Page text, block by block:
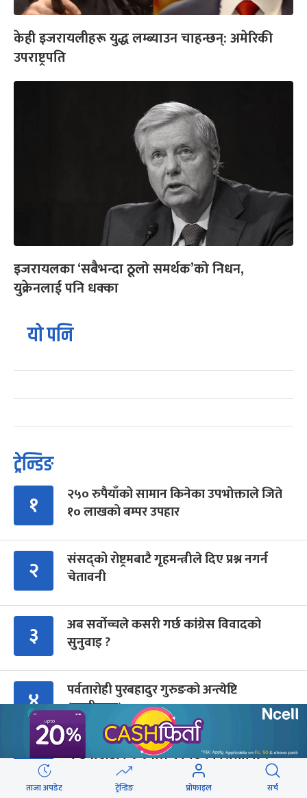
केही इजरायलीहरू युद्ध लम्ब्याउन चाहन्छन्: अमेरिकी
उपराष्ट्रपति
इजरायलका ‘सबैभन्दा ठूलो समर्थक’को निधन,
युक्रेनलाई पनि धक्का
यो पनि
ट्रेन्डिङ
१
२५० रुपैयाँको सामान किनेका उपभोक्ताले जिते
१० लाखको बम्पर उपहार
२
संसद्को रोष्ट्रमबाटै गृहमन्त्रीले दिए प्रश्न नगर्न
चेतावनी
३
अब सर्वोच्चले कसरी गर्छ कांग्रेस विवादको
सुनुवाइ ?
४
पर्वतारोही पुरबहादुर गुरुङको अन्त्येष्टि
(तस्वीरहरू)
५ गुन्डुमा अड्किए एमाले पुनर्गठनका प्रस्तावहरू
ताजा अपडेट ट्रेन्डिङ प्रोफाइल सर्च